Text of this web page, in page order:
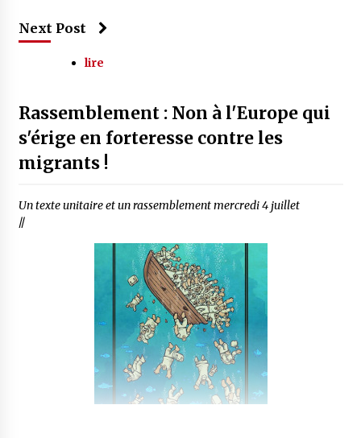
Next Post
lire
Rassemblement : Non à l'Europe qui
s'érige en forteresse contre les
migrants !
Un texte unitaire et un rassemblement mercredi 4 juillet
//